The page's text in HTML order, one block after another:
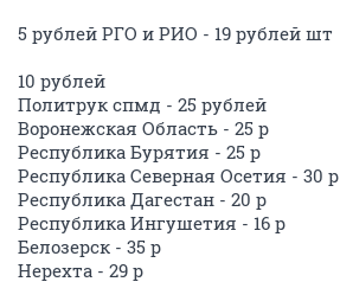
5 рублей РГО и РИО - 19 рублей шт
10 рублей
Политрук спмд - 25 рублей
Воронежская Область - 25 р
Республика Бурятия - 25 р
Республика Северная Осетия - 30 р
Республика Дагестан - 20 р
Республика Ингушетия - 16 р
Белозерск - 35 р
Нерехта - 29 р